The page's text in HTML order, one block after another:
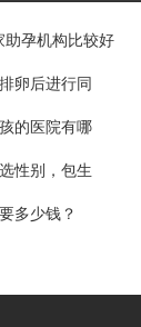
孕机构比较好
卵后进行同
的医院有哪
性别，包生
多少钱？